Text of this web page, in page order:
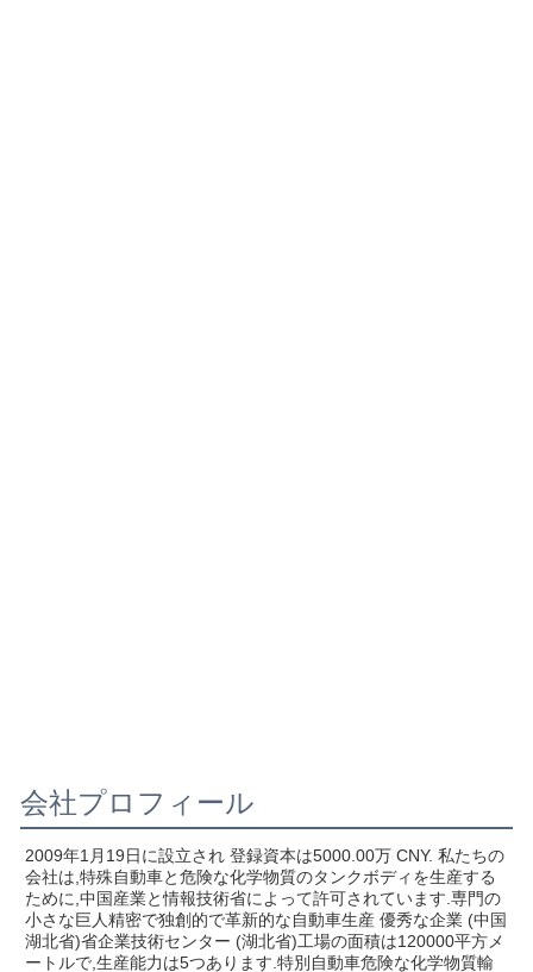
会社プロフィール
2009年1月19日に設立され 登録資本は5000.00万 CNY. 私たちの
会社は,特殊自動車と危険な化学物質のタンクボディを生産する
ために,中国産業と情報技術省によって許可されています.専門の
小さな巨人精密で独創的で革新的な自動車生産 優秀な企業 (中国
湖北省)省企業技術センター (湖北省)工場の面積は120000平方メ
ートルで,生産能力は5つあります.特別自動車危険な化学物質輸